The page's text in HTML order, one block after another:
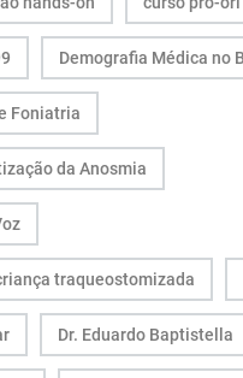
Demografia Médica no
Foniatria
da Anosmia
traqueostomizada
Dr. Eduardo Baptistella